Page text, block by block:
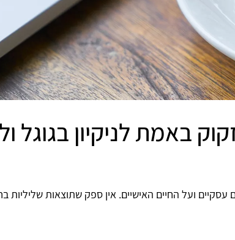
באמת לניקיון
ועל החיים האישיים. אין ספק שתוצאות שליליות